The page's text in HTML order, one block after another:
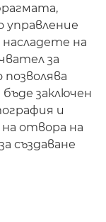
управление
на
за
заключен
и
отвора на
създаване